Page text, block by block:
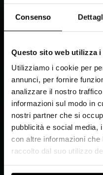
Consenso
Questo sito web utilizza i
Utilizziamo i cookie per
annunci, per fornire
analizzare il nostro
informazioni sul modo in
nostri partner che si
pubblicità e social media,
con altre informazioni che
raccolto dal suo utilizzo